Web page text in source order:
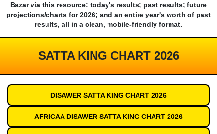
Bazar via this resource: today's results; past results; future
projections/charts for 2026; and an entire year's worth of past
results, all in a clean, mobile-friendly format.
SATTA KING CHART 2026
DISAWER SATTA KING CHART 2026
AFRICAA DISAWER SATTA KING CHART 2026